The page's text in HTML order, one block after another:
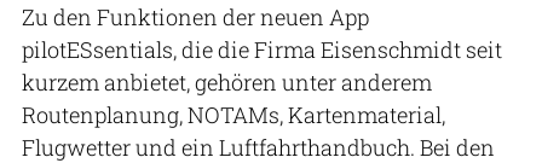
Zu den Funktionen der neuen App
pilotESsentials, die die Firma Eisenschmidt seit
kurzem anbietet, gehören unter anderem
Routenplanung, NOTAMs, Kartenmaterial,
Flugwetter und ein Luftfahrthandbuch. Bei den